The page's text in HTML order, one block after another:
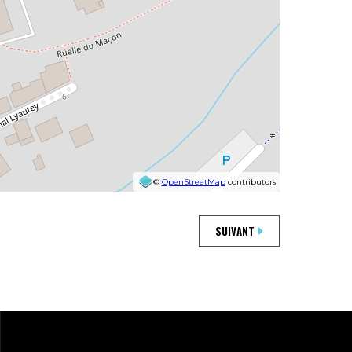
© OpenStreetMapcontributors
SUIVANT